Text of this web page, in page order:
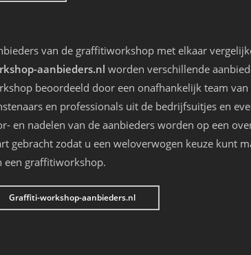
van de graffitiworkshop met elkaar
aanbieders.nl worden verschillende
beoordeeld door een onafhankelijk team
en professionals uit de bedrijfsuitjes en
en nadelen van de aanbieders worden op een
gebracht zodat u een weloverwogen keuze kunt
een graffitiworkshop.
Graffiti-workshop-aanbieders.nl